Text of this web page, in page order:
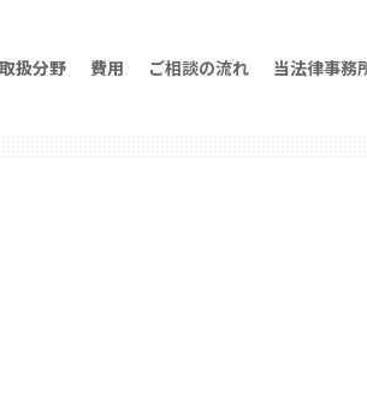
取扱分野 費用 ご相談の流れ 当法律事務